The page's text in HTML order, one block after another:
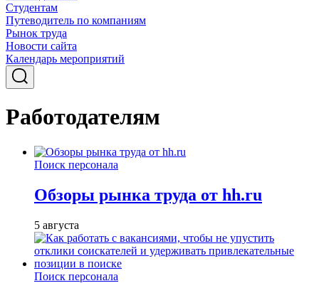
Студентам
Путеводитель по компаниям
Рынок труда
Новости сайта
Календарь мероприятий
Работодателям
Поиск персонала
Обзоры рынка труда от hh.ru
5 августа
Поиск персонала